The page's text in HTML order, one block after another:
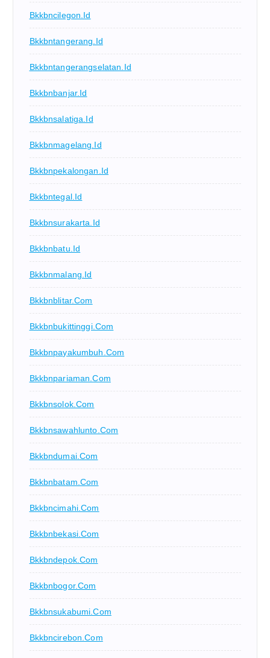
Bkkbncilegon.id
Bkkbntangerang.id
Bkkbntangerangselatan.id
Bkkbnbanjar.id
Bkkbnsalatiga.id
Bkkbnmagelang.id
Bkkbnpekalongan.id
Bkkbntegal.id
Bkkbnsurakarta.id
Bkkbnbatu.id
Bkkbnmalang.id
Bkkbnblitar.com
Bkkbnbukittinggi.com
Bkkbnpayakumbuh.com
Bkkbnpariaman.com
Bkkbnsolok.com
Bkkbnsawahlunto.com
Bkkbndumai.com
Bkkbnbatam.com
Bkkbncimahi.com
Bkkbnbekasi.com
Bkkbndepok.com
Bkkbnbogor.com
Bkkbnsukabumi.com
Bkkbncirebon.com